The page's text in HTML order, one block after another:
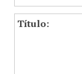
Título: